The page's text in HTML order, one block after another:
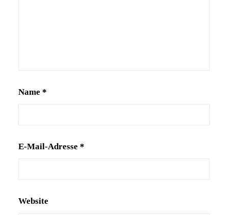
Name *
E-Mail-Adresse *
Website